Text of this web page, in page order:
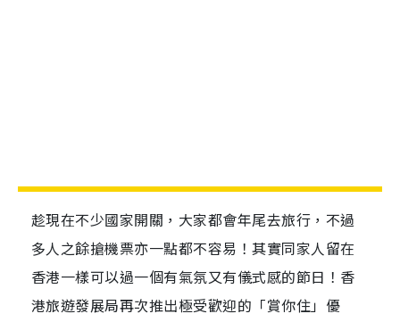
趁現在不少國家開關，大家都會年尾去旅行，不過
多人之餘搶機票亦一點都不容易！其實同家人留在
香港一樣可以過一個有氣氛又有儀式感的節日！香
港旅遊發展局再次推出極受歡迎的「賞你住」優